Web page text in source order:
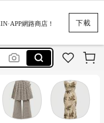
下載
網路商店！